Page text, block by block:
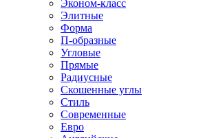
Эконом-класс
Элитные
Форма
П-образные
Угловые
Прямые
Радиусные
Скошенные углы
Стиль
Современные
Евро